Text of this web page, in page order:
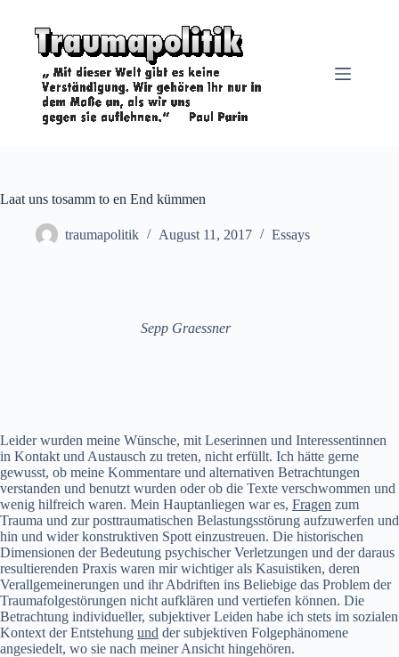
springen
Laat uns tosamm to en End kümmen
traumapolitik August 11, 2017 Essays
Sepp Graessner
Leider wurden meine Wünsche, mit Leserinnen und Interessentinnen
in Kontakt und Austausch zu treten, nicht erfüllt. Ich hätte gerne
gewusst, ob meine Kommentare und alternativen Betrachtungen
verstanden und benutzt wurden oder ob die Texte verschwommen und
wenig hilfreich waren. Mein Hauptanliegen war es, Fragen zum
Trauma und zur posttraumatischen Belastungsstörung aufzuwerfen und
hin und wider konstruktiven Spott einzustreuen. Die historischen
Dimensionen der Bedeutung psychischer Verletzungen und der daraus
resultierenden Praxis waren mir wichtiger als Kasuistiken, deren
Verallgemeinerungen und ihr Abdriften ins Beliebige das Problem der
Traumafolgestörungen nicht aufklären und vertiefen können. Die
Betrachtung individueller, subjektiver Leiden habe ich stets im sozialen
Kontext der Entstehung und der subjektiven Folgephänomene
angesiedelt, wo sie nach meiner Ansicht hingehören.